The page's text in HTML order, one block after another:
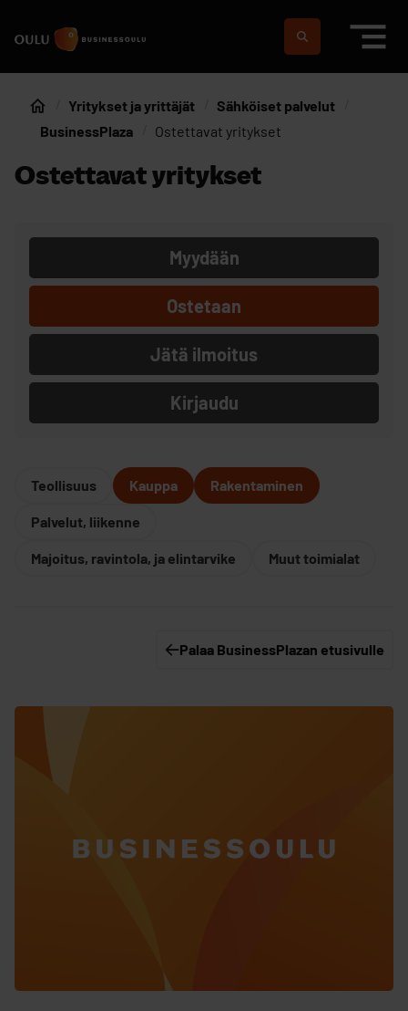
Etusivulle
Suomeksi
In english
Etusivu
Yritykset ja yrittäjät
Sähköiset palvelut
BusinessPlaza
Ostettavat yritykset
Ostettavat yritykset
Myydään
Ostetaan
Jätä ilmoitus
Kirjaudu
Teollisuus Kauppa Rakentaminen
Palvelut, liikenne
Majoitus, ravintola, ja elintarvike Muut toimialat
Palaa BusinessPlazan etusivulle